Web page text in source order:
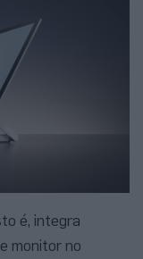
é, integra
monitor no